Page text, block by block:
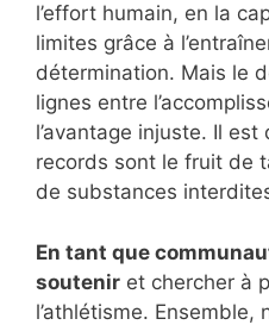
l’effort humain, en la
limites grâce à
détermination. Mais le
lignes entre
l’avantage injuste. Il
records sont le fruit de
de substances
En tant que
soutenir et chercher à
l’athlétisme. Ensemble,